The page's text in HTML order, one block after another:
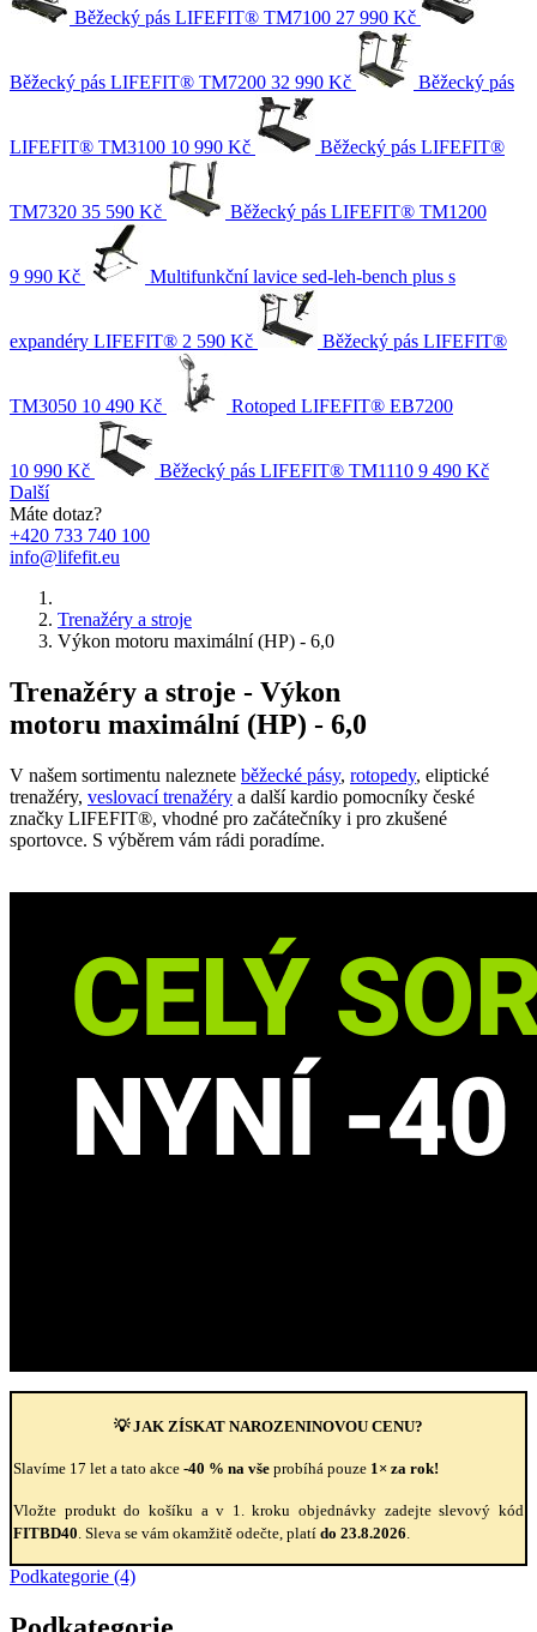
Běžecký pás LIFEFIT® TM7100 27 990 Kč
Běžecký pás LIFEFIT® TM7200 32 990 Kč Běžecký pás
LIFEFIT® TM3100 10 990 Kč Běžecký pás LIFEFIT®
TM7320 35 590 Kč Běžecký pás LIFEFIT® TM1200
9 990 Kč Multifunkční lavice sed-leh-bench plus s
expandéry LIFEFIT® 2 590 Kč Běžecký pás LIFEFIT®
TM3050 10 490 Kč Rotoped LIFEFIT® EB7200
10 990 Kč Běžecký pás LIFEFIT® TM1110 9 490 Kč
Další
Máte dotaz?
+420 733 740 100
info@lifefit.eu
Trenažéry a stroje
Výkon motoru maximální (HP) - 6,0
Trenažéry a stroje - Výkon
motoru maximální (HP) - 6,0
V našem sortimentu naleznete běžecké pásy, rotopedy, eliptické
trenažéry, veslovací trenažéry a další kardio pomocníky české
značky LIFEFIT®, vhodné pro začátečníky i pro zkušené
sportovce. S výběrem vám rádi poradíme.
💡 JAK ZÍSKAT NAROZENINOVOU CENU?
Slavíme 17 let a tato akce -40 % na vše probíhá pouze 1× za rok!
Vložte produkt do košíku a v 1. kroku objednávky zadejte slevový kód
FITBD40 . Sleva se vám okamžitě odečte, platí do 23.8.2026
Podkategorie (4)